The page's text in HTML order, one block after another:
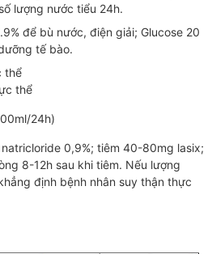
lượng nước tiểu 24h.
để bù nước, điện giải; Glucose 20
tế bào.
thể
thể
24h)
0,9%; tiêm 40-80mg lasix;
8-12h sau khi tiêm. Nếu lượng
định bệnh nhân suy thận thực